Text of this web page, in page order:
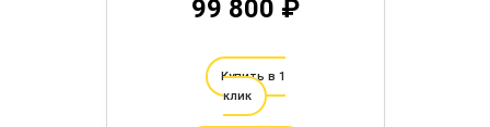
99 800 ₽
Купить в 1
клик